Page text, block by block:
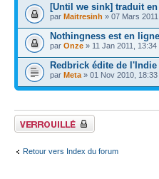
[Until we sink] traduit
par Maitresinh » 07 Mars
Nothingness est en ligne
par Onze » 11 Jan 2011, 13:34
Redbrick édite de l'Indie
par Meta » 01 Nov 2010, 18:33
Forum verrouillé
Retour vers Index du forum